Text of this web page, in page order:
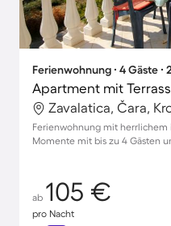
Ferienwohnung ∙ 4 Gäste ∙
Zavalatica, Čara,
Ferienwohnung mit herrlichem
Momente mit bis zu 4 Gästen
ab 105 €
pro Nacht